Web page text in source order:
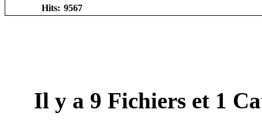
Hits: 9567
Il y a 9 Fichiers et 1